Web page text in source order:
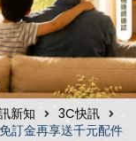
新知
3C快訊
訂金再享送千元配件